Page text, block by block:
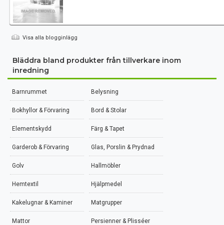
Visa alla blogginlägg
Bläddra bland produkter från tillverkare inom
inredning
Barnrummet Belysning
Bokhyllor & Förvaring Bord & Stolar
Elementskydd Färg & Tapet
Garderob & Förvaring Glas, Porslin & Prydnad
Golv Hallmöbler
Hemtextil Hjälpmedel
Kakelugnar & Kaminer Matgrupper
Mattor Persienner & Plisséer